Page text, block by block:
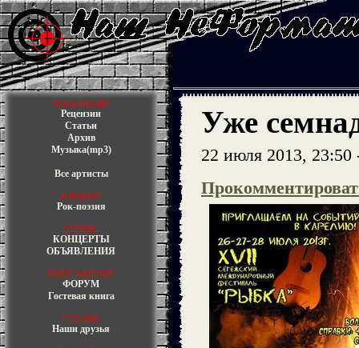
МАТЕРИАЛЫ
Рецензии
Статьи
Архив
Музыка(mp3)
Все артисты
В РИФМУ
Рок-поэзия
СЕРВИС
КОНЦЕРТЫ
ОБЪЯВЛЕНИЯ
ВАШЕ МНЕНИЕ
ФОРУМ
Гостевая книга
ССЫЛКИ
Наши друзья
Уже
22 июля 2013, 23:50